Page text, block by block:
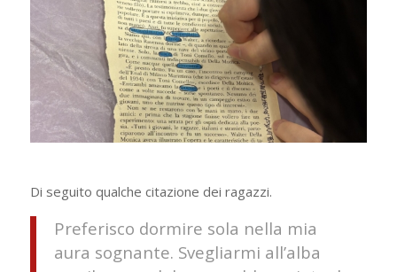
Di seguito qualche citazione dei ragazzi.
Preferisco dormire sola nella mia
aura sognante. Svegliarmi all’alba